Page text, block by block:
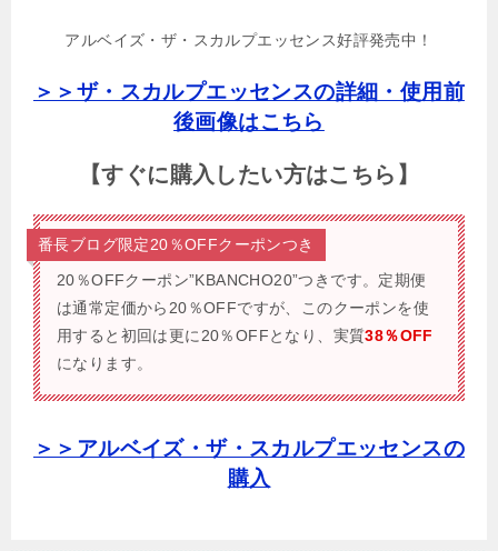
アルベイズ・ザ・スカルプエッセンス好評発売中！
＞＞ザ・スカルプエッセンスの詳細・使用前
後画像はこちら
【すぐに購入したい方はこちら】
番長ブログ限定20％OFFクーポンつき
20％OFFクーポン”KBANCHO20”つきです。 定期便
は通常定価から20％OFFですが、このクーポンを使
用すると初回は更に20％OFFとなり、実質38％OFF
になります。
＞＞アルベイズ・ザ・スカルプエッセンスの
購入